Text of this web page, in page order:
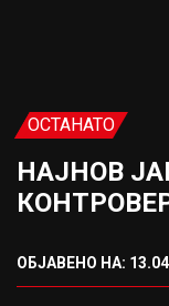
ОСТАНАТО
НАЈНОВ
ОБЈАВЕНО НА: